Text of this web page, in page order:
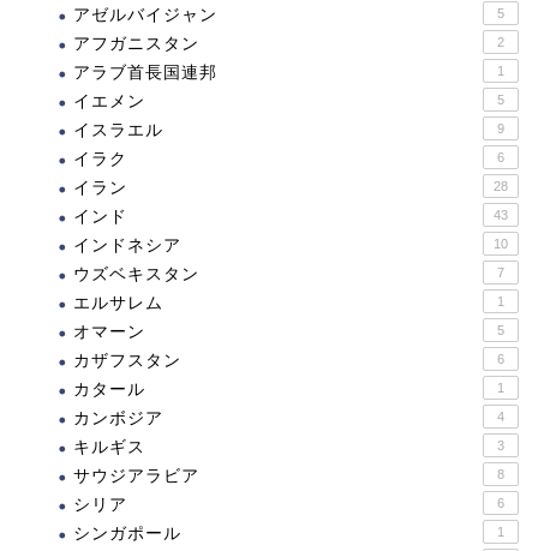
アゼルバイジャン 5
アフガニスタン 2
アラブ首長国連邦 1
イエメン 5
イスラエル 9
イラク 6
イラン 28
インド 43
インドネシア 10
ウズベキスタン 7
エルサレム 1
オマーン 5
カザフスタン 6
カタール 1
カンボジア 4
キルギス 3
サウジアラビア 8
シリア 6
シンガポール 1